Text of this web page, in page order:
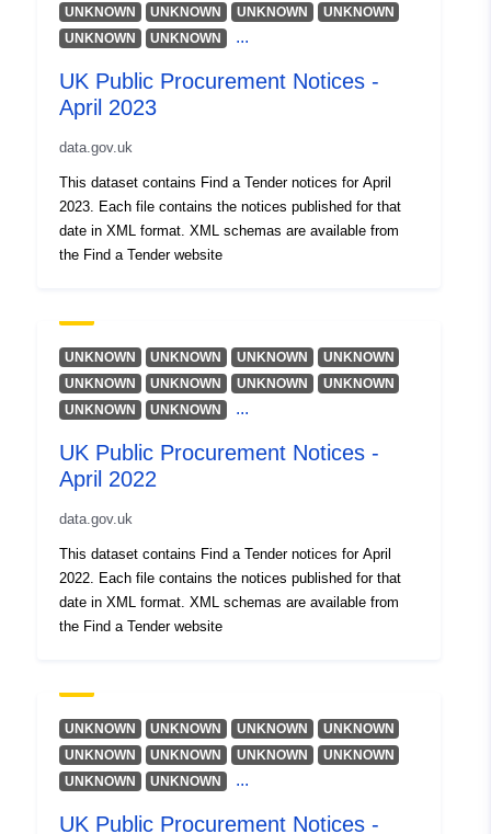
UNKNOWN
UNKNOWN UNKNOWN
UNKNOWN
UNKNOWN
UNKNOWN ...
UK Public Procurement Notices -
April 2023
data.gov.uk
This dataset contains Find a Tender notices for April
2023. Each file contains the notices published for that
date in XML format. XML schemas are available from
the Find a Tender website
UNKNOWN UNKNOWN UNKNOWN
UNKNOWN
UNKNOWN
UNKNOWN UNKNOWN
UNKNOWN
UNKNOWN
UNKNOWN ...
UK Public Procurement Notices -
April 2022
data.gov.uk
This dataset contains Find a Tender notices for April
2022. Each file contains the notices published for that
date in XML format. XML schemas are available from
the Find a Tender website
UNKNOWN UNKNOWN UNKNOWN
UNKNOWN
UNKNOWN
UNKNOWN UNKNOWN
UNKNOWN
UNKNOWN
UNKNOWN ...
UK Public Procurement Notices -